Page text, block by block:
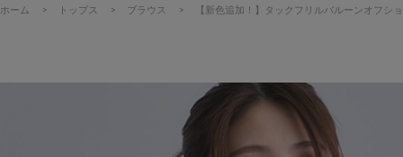
ホーム > トップス > ブラウス > 【新色追加！】タックフリルバルーンオフシ